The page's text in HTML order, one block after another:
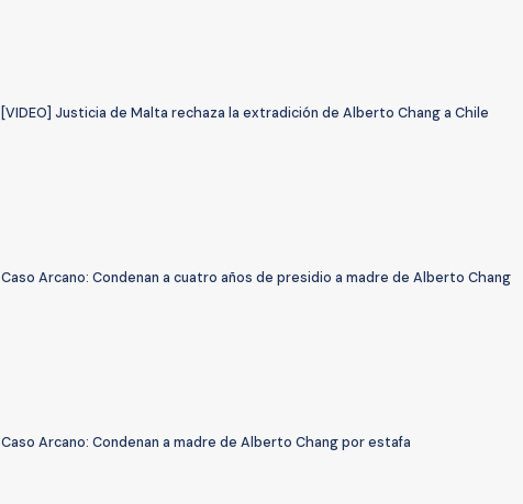
[VIDEO] Justicia de Malta rechaza la extradición de Alberto Chang a Chile
Caso Arcano: Condenan a cuatro años de presidio a madre de Alberto Chang
Caso Arcano: Condenan a madre de Alberto Chang por estafa